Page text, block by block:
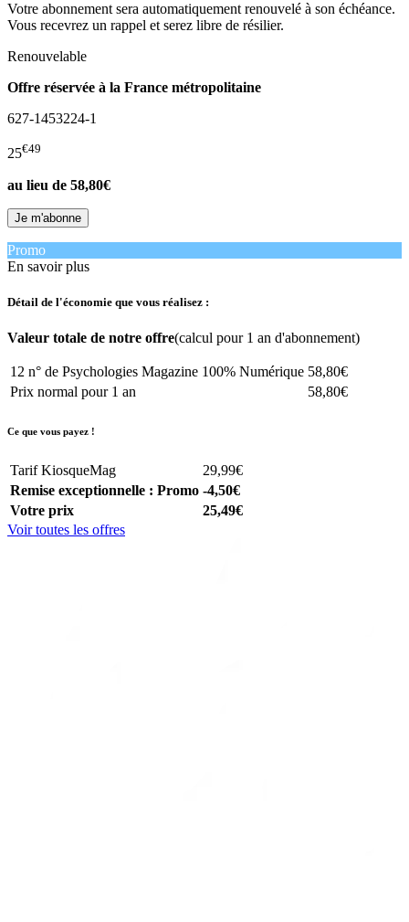
Votre abonnement sera automatiquement renouvelé à son échéance.
Vous recevrez un rappel et serez libre de résilier.
Renouvelable
Offre réservée à la France métropolitaine
627-1453224-1
25€49
au lieu de 58,80€
Promo
En savoir plus
Détail de l'économie que vous réalisez :
Valeur totale de notre offre(calcul pour 1 an d'abonnement)
12 n° de Psychologies Magazine 100% Numérique 58,80€
Prix normal pour 1 an
58,80€
Ce que vous payez !
Tarif KiosqueMag
29,99€
Remise exceptionnelle : Promo -4,50€
Votre prix
25,49€
Voir toutes les offres